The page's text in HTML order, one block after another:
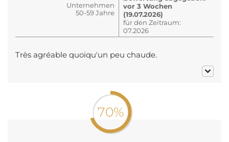
Unternehmen
50-59 Jahre
vor 3 Wochen
(19.07.2026)
für den Zeitraum:
07.2026
Très agréable quoiqu'un peu chaude.
70%